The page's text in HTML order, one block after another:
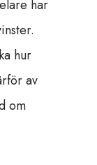
har
hur
av
om